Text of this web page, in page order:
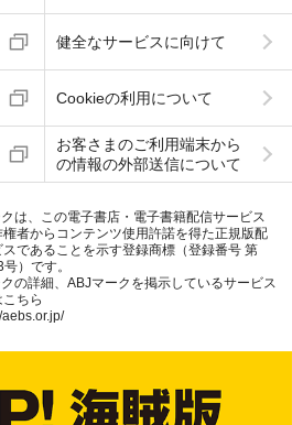
健全なサービスに向けて
Cookieの利用について
お客さまのご利用端末から
の情報の外部送信について
は、この電子書店・電子書籍配信サービス
権者からコンテンツ使用許諾を得た正規版配
スであることを示す登録商標（登録番号 第
）です。
の詳細、ABJマークを掲示しているサービス
ちら
aebs.or.jp/